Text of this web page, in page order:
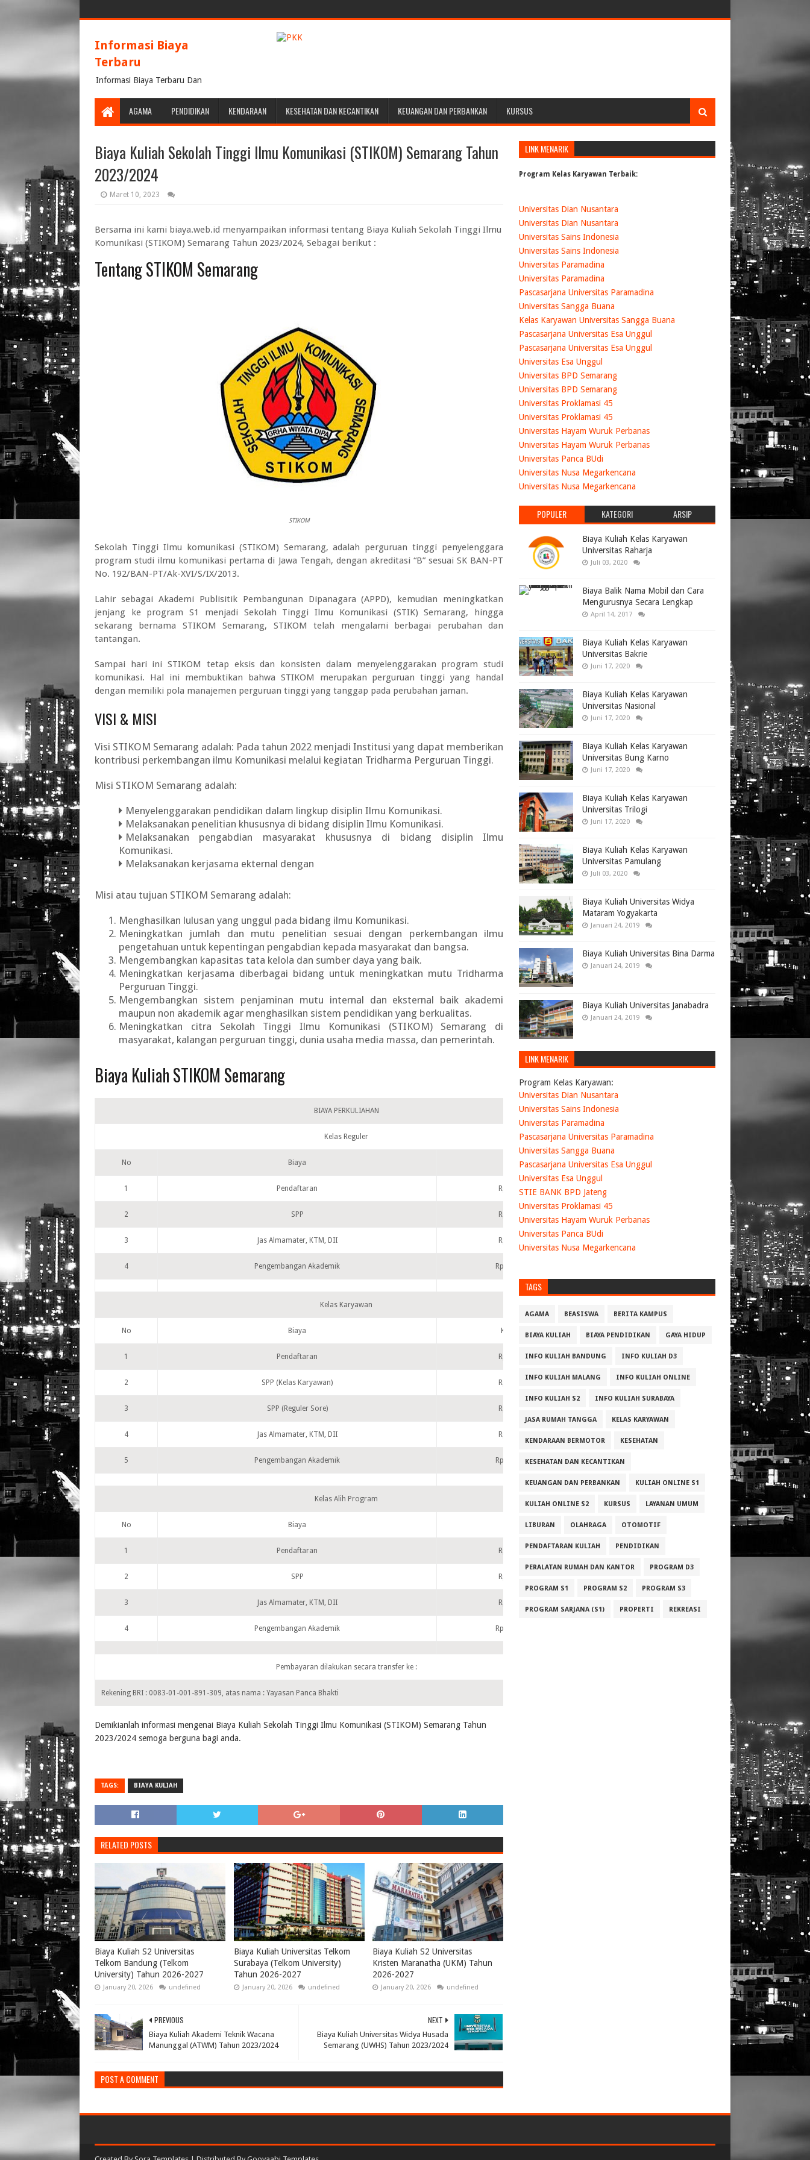
Informasi Biaya
Terbaru
Informasi Biaya Terbaru Dan
AGAMA PENDIDIKAN KENDARAAN KESEHATAN DAN KECANTIKAN KEUANGAN DAN PERBANKAN KURSUS
Biaya Kuliah Sekolah Tinggi Ilmu Komunikasi (STIKOM) Semarang Tahun
2023/2024
Maret 10, 2023
Bersama ini kami biaya.web.id menyampaikan informasi tentang Biaya Kuliah Sekolah Tinggi Ilmu
Komunikasi (STIKOM) Semarang Tahun 2023/2024, Sebagai berikut :
Tentang STIKOM Semarang
STIKOM
Sekolah Tinggi Ilmu komunikasi (STIKOM) Semarang, adalah perguruan tinggi penyelenggara
program studi ilmu komunikasi pertama di Jawa Tengah, dengan akreditasi “B” sesuai SK BAN-PT
No. 192/BAN-PT/Ak-XVI/S/IX/2013.
Lahir sebagai Akademi Publisitik Pembangunan Dipanagara (APPD), kemudian meningkatkan
jenjang ke program S1 menjadi Sekolah Tinggi Ilmu Komunikasi (STIK) Semarang, hingga
sekarang bernama STIKOM Semarang, STIKOM telah mengalami berbagai perubahan dan
tantangan.
Sampai hari ini STIKOM tetap eksis dan konsisten dalam menyelenggarakan program studi
komunikasi. Hal ini membuktikan bahwa STIKOM merupakan perguruan tinggi yang handal
dengan memiliki pola manajemen perguruan tinggi yang tanggap pada perubahan jaman.
VISI & MISI
Visi STIKOM Semarang adalah: Pada tahun 2022 menjadi Institusi yang dapat memberikan
kontribusi perkembangan ilmu Komunikasi melalui kegiatan Tridharma Perguruan Tinggi.
Misi STIKOM Semarang adalah:
Menyelenggarakan pendidikan dalam lingkup disiplin Ilmu Komunikasi.
Melaksanakan penelitian khususnya di bidang disiplin Ilmu Komunikasi.
Melaksanakan pengabdian masyarakat khususnya di bidang disiplin Ilmu
Komunikasi.
Melaksanakan kerjasama ekternal dengan
Misi atau tujuan STIKOM Semarang adalah:
Menghasilkan lulusan yang unggul pada bidang ilmu Komunikasi.
Meningkatkan jumlah dan mutu penelitian sesuai dengan perkembangan ilmu
pengetahuan untuk kepentingan pengabdian kepada masyarakat dan bangsa.
Mengembangkan kapasitas tata kelola dan sumber daya yang baik.
Meningkatkan kerjasama diberbagai bidang untuk meningkatkan mutu Tridharma
Perguruan Tinggi.
Mengembangkan sistem penjaminan mutu internal dan eksternal baik akademi
maupun non akademik agar menghasilkan sistem pendidikan yang berkualitas.
Meningkatkan citra Sekolah Tinggi Ilmu Komunikasi (STIKOM) Semarang di
masyarakat, kalangan perguruan tinggi, dunia usaha media massa, dan pemerintah.
Biaya Kuliah STIKOM Semarang
BIAYA PERKULIAHAN
Kelas Reguler
No Biaya Reguler
1 Pendaftaran Rp 100.000
2 SPP Rp 450.000
3 Jas Almamater, KTM, DII Rp 300.000
4 Pengembangan Akademik Rp 1.500.000
Kelas Karyawan
No Biaya Karyawan
1 Pendaftaran Rp 100.000
2 SPP (Kelas Karyawan) Rp 500.000
3 SPP (Reguler Sore) Rp 475.000
4 Jas Almamater, KTM, DII Rp 300.000
5 Pengembangan Akademik Rp 1.500.000
Kelas Alih Program
No Biaya Reguler
1 Pendaftaran Rp 100.000
2 SPP Rp 600.000
3 Jas Almamater, KTM, DII Rp 400.000
4 Pengembangan Akademik Rp 1.500.000
Pembayaran dilakukan secara transfer ke :
Rekening BRI : 0083-01-001-891-309, atas nama : Yayasan Panca Bhakti
Demikianlah informasi mengenai Biaya Kuliah Sekolah Tinggi Ilmu Komunikasi (STIKOM) Semarang Tahun
2023/2024 semoga berguna bagi anda.
TAGS: BIAYA KULIAH
RELATED POSTS
Biaya Kuliah S2 Universitas
Telkom Bandung (Telkom
University) Tahun 2026-2027
January 20, 2026 undefined
Biaya Kuliah Universitas Telkom
Surabaya (Telkom University)
Tahun 2026-2027
January 20, 2026 undefined
Biaya Kuliah S2 Universitas
Kristen Maranatha (UKM) Tahun
2026-2027
January 20, 2026 undefined
NEXT
Biaya Kuliah Universitas Widya Husada
Semarang (UWHS) Tahun 2023/2024
PREVIOUS
Biaya Kuliah Akademi Teknik Wacana
Manunggal (ATWM) Tahun 2023/2024
POST A COMMENT
LINK MENARIK
Program Kelas Karyawan Terbaik:
Universitas Dian Nusantara
Universitas Dian Nusantara
Universitas Sains Indonesia
Universitas Sains Indonesia
Universitas Paramadina
Universitas Paramadina
Pascasarjana Universitas Paramadina
Universitas Sangga Buana
Kelas Karyawan Universitas Sangga Buana
Pascasarjana Universitas Esa Unggul
Pascasarjana Universitas Esa Unggul
Universitas Esa Unggul
Universitas BPD Semarang
Universitas BPD Semarang
Universitas Proklamasi 45
Universitas Proklamasi 45
Universitas Hayam Wuruk Perbanas
Universitas Hayam Wuruk Perbanas
Universitas Panca BUdi
Universitas Nusa Megarkencana
Universitas Nusa Megarkencana
POPULER KATEGORI ARSIP
Biaya Kuliah Kelas Karyawan
Universitas Raharja
Juli 03, 2020
Biaya Balik Nama Mobil dan Cara
Mengurusnya Secara Lengkap
April 14, 2017
Biaya Kuliah Kelas Karyawan
Universitas Bakrie
Juni 17, 2020
Biaya Kuliah Kelas Karyawan
Universitas Nasional
Juni 17, 2020
Biaya Kuliah Kelas Karyawan
Universitas Bung Karno
Juni 17, 2020
Biaya Kuliah Kelas Karyawan
Universitas Trilogi
Juni 17, 2020
Biaya Kuliah Kelas Karyawan
Universitas Pamulang
Juli 03, 2020
Biaya Kuliah Universitas Widya
Mataram Yogyakarta
Januari 24, 2019
Biaya Kuliah Universitas Bina Darma
Januari 24, 2019
Biaya Kuliah Universitas Janabadra
Januari 24, 2019
LINK MENARIK
Program Kelas Karyawan:
Universitas Dian Nusantara
Universitas Sains Indonesia
Universitas Paramadina
Pascasarjana Universitas Paramadina
Universitas Sangga Buana
Pascasarjana Universitas Esa Unggul
Universitas Esa Unggul
STIE BANK BPD Jateng
Universitas Proklamasi 45
Universitas Hayam Wuruk Perbanas
Universitas Panca BUdi
Universitas Nusa Megarkencana
TAGS
AGAMA BEASISWA BERITA KAMPUS
BIAYA KULIAH BIAYA PENDIDIKAN GAYA HIDUP
INFO KULIAH BANDUNG INFO KULIAH D3
INFO KULIAH MALANG INFO KULIAH ONLINE
INFO KULIAH S2 INFO KULIAH SURABAYA
JASA RUMAH TANGGA KELAS KARYAWAN
KENDARAAN BERMOTOR KESEHATAN
KESEHATAN DAN KECANTIKAN
KEUANGAN DAN PERBANKAN KULIAH ONLINE S1
KULIAH ONLINE S2 KURSUS LAYANAN UMUM
LIBURAN OLAHRAGA OTOMOTIF
PENDAFTARAN KULIAH PENDIDIKAN
PERALATAN RUMAH DAN KANTOR PROGRAM D3
PROGRAM S1 PROGRAM S2 PROGRAM S3
PROGRAM SARJANA (S1) PROPERTI REKREASI